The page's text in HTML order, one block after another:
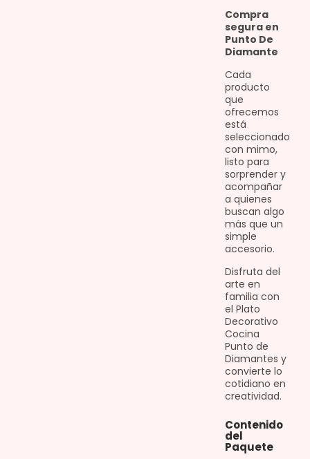
Compra
segura en
Punto De
Diamante
Cada
producto
que
ofrecemos
está
seleccionado
con mimo,
listo para
sorprender y
acompañar
a quienes
buscan algo
más que un
simple
accesorio.
Disfruta del
arte en
familia con
el Plato
Decorativo
Cocina
Punto de
Diamantes y
convierte lo
cotidiano en
creatividad.
Contenido
del
Paquete